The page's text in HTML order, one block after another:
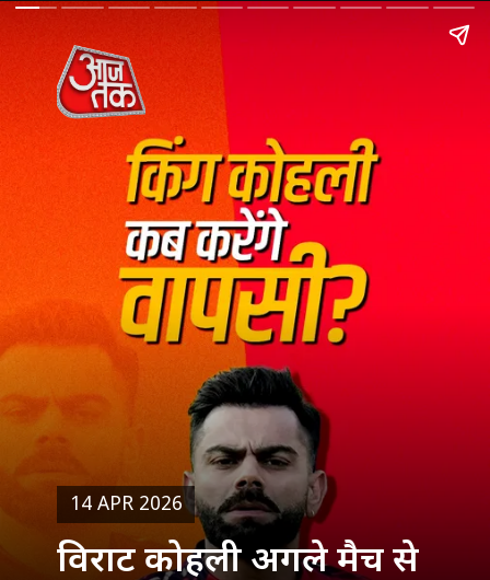
विराट कोहली अगले मैच से
14 APR 2026